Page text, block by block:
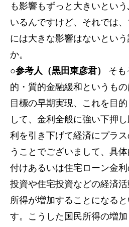
も影響もずっと大きいとい
いるんですけど、それでは
には大きな影響はないとい
か。
○参考人（黒田東彦君）
そも
的・質的金融緩和というも
目標の早期実現、これを目
して、金利全般に強い下押
利を引き下げて経済にプラ
うことでございまして、具
付けあるいは住宅ローン金
投資や住宅投資などの経済
所得が増加することになる
す。こうした国民所得の増